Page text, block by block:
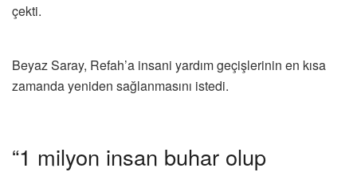
çekti.
Beyaz Saray, Refah’a insani yardım geçişlerinin en kısa
zamanda yeniden sağlanmasını istedi.
“1 milyon insan buhar olup